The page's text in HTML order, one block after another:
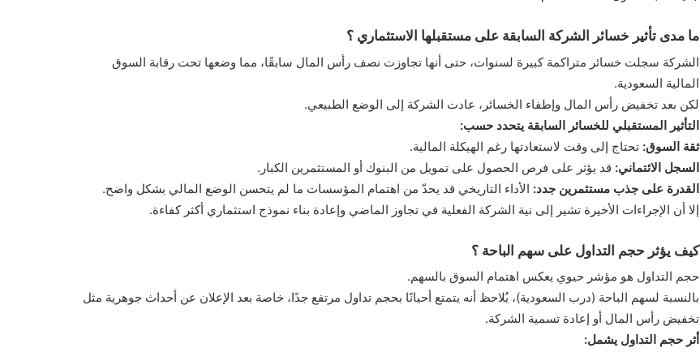
ما مدى تأثير خسائر الشركة السابقة على مستقبلها الاستثماري ؟
الشركة سجلت خسائر متراكمة كبيرة لسنوات، حتى أنها تجاوزت نصف رأس المال سابقًا، مما وضعها تحت رقابة السوق
المالية السعودية.
لكن بعد تخفيض رأس المال وإطفاء الخسائر، عادت الشركة إلى الوضع الطبيعي.
التأثير المستقبلي للخسائر السابقة يتحدد حسب:
ثقة السوق: تحتاج إلى وقت لاستعادتها رغم الهيكلة المالية.
السجل الائتماني: قد يؤثر على فرص الحصول على تمويل من البنوك أو المستثمرين الكبار.
القدرة على جذب مستثمرين جدد: الأداء التاريخي قد يحدّ من اهتمام المؤسسات ما لم يتحسن الوضع المالي بشكل واضح.
إلا أن الإجراءات الأخيرة تشير إلى نية الشركة الفعلية في تجاوز الماضي وإعادة بناء نموذج استثماري أكثر كفاءة.
كيف يؤثر حجم التداول على سهم الباحة ؟
حجم التداول هو مؤشر حيوي يعكس اهتمام السوق بالسهم.
بالنسبة لسهم الباحة (درب السعودية)، يُلاحظ أنه يتمتع أحيانًا بحجم تداول مرتفع جدًا، خاصة بعد الإعلان عن أحداث جوهرية مثل
تخفيض رأس المال أو إعادة تسمية الشركة.
أثر حجم التداول يشمل: